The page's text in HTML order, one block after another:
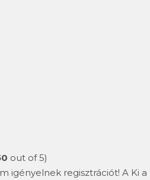
out of 5)
igényelnek regisztrációt! A Ki